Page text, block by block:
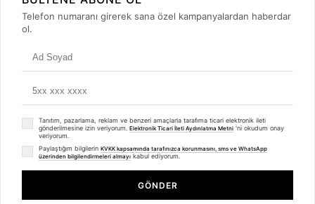
© 2008 - 2026merterelektronik.com
- Tüm Hakları Saklıdır. Kredi kartı bilgileriniz 256bit SSL sertifikası ile
Whatsapp
Telefon numaranı girerek sana özel kampanyalardan haberdar
ol.
Tanıtım, pazarlama, reklam ve benzeri amaçlarla tarafıma ticari elektronik ileti
gönderilmesine izin veriyorum. Elektronik Ticari İleti Aydınlatma Metni 'ni okudum onay
veriyorum.
Paylaştığım bilgilerin KVKK kapsamında tarafınızca korunmasını, sms ve WhatsApp
üzerinden bilgilendirmeleri almayı kabul ediyorum.
GÖNDER